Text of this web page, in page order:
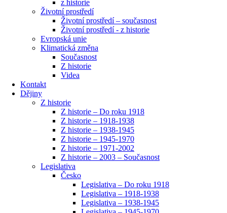
z historie
Životní prostředí
Životní prostředí – současnost
Životní prostředí ​- z historie
Evropská unie
Klimatická změna
Současnost
Z historie
Videa
Kontakt
Dějiny
Z historie
Z historie – Do roku 1918
Z historie – 1918-1938
Z historie – 1938-1945
Z historie – 1945-1970
Z historie – 1971-2002
Z historie – 2003 – Současnost
Legislativa
Česko
Legislativa – Do roku 1918
Legislativa – 1918-1938
Legislativa – 1938-1945